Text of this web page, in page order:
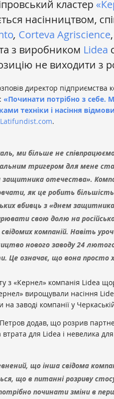
кластер
насінництвом,
, Corteva Agriscience,
з виробником Lidea
не виходити з
директор підприємства
«Починати потрібно з себе.
техніки і насіння
Latifundist.com.
ми більше не
тригером для мене
защитника отечества».
як це робить більшість
вбивць з «днем
свою долю на
компаній. Навіть
нового заводу 24
Це означає, що вона просто
з «Кернел» компанія Lideа
вирощували насіння
на заводі компанії у
додав, що розрив
для Lideа і невелика
що інша свідома
що в питанні розриву
потрібно починати зміни в